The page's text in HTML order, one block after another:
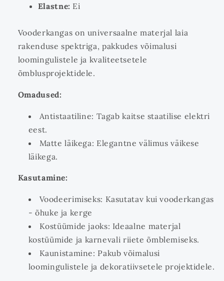
Elastne: Ei
Vooderkangas on universaalne materjal laia
rakenduse spektriga, pakkudes võimalusi
loomingulistele ja kvaliteetsetele
õmblusprojektidele.
Omadused:
Antistaatiline: Tagab kaitse staatilise elektri
eest.
Matte läikega: Elegantne välimus väikese
läikega.
Kasutamine:
Voodeerimiseks: Kasutatav kui vooderkangas
- õhuke ja kerge
Kostüümide jaoks: Ideaalne materjal
kostüümide ja karnevali riiete õmblemiseks.
Kaunistamine: Pakub võimalusi
loomingulistele ja dekoratiivsetele projektidele.